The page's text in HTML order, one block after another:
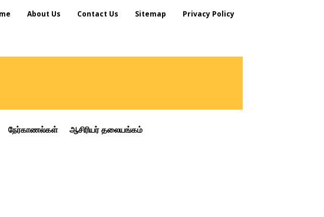
About Us Contact Us Sitemap Privacy Policy
நேர்காணல்கள் ஆசிரியர் தலையங்கம்